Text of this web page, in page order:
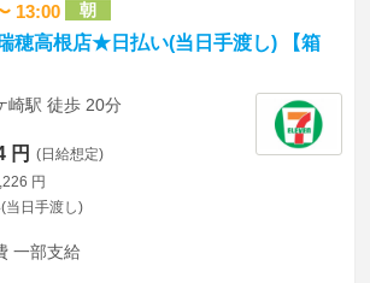
13:00 朝
穂高根店★日払い(当日手渡し) 【箱
崎駅 徒歩 20分
円 (日給想定)
円
当日手渡し)
一部支給